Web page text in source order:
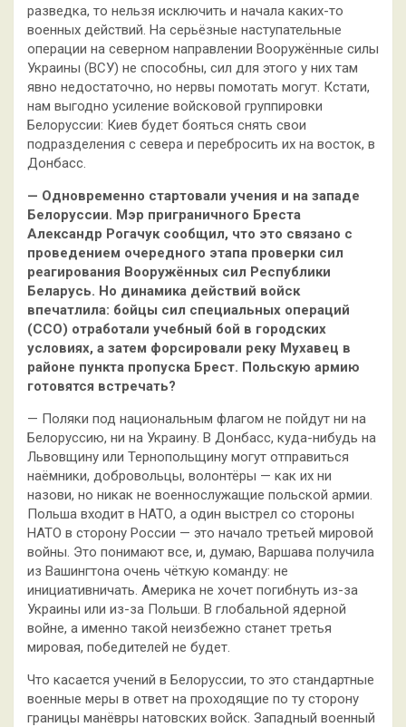
разведка, то нельзя исключить и начала каких-то
военных действий. На серьёзные наступательные
операции на северном направлении Вооружённые силы
Украины (ВСУ) не способны, сил для этого у них там
явно недостаточно, но нервы помотать могут. Кстати,
нам выгодно усиление войсковой группировки
Белоруссии: Киев будет бояться снять свои
подразделения с севера и перебросить их на восток, в
Донбасс.
— Одновременно стартовали учения и на западе
Белоруссии. Мэр приграничного Бреста
Александр Рогачук сообщил, что это связано с
проведением очередного этапа проверки сил
реагирования Вооружённых сил Республики
Беларусь. Но динамика действий войск
впечатлила: бойцы сил специальных операций
(ССО) отработали учебный бой в городских
условиях, а затем форсировали реку Мухавец в
районе пункта пропуска Брест. Польскую армию
готовятся встречать?
— Поляки под национальным флагом не пойдут ни на
Белоруссию, ни на Украину. В Донбасс, куда-нибудь на
Львовщину или Тернопольщину могут отправиться
наёмники, добровольцы, волонтёры — как их ни
назови, но никак не военнослужащие польской армии.
Польша входит в НАТО, а один выстрел со стороны
НАТО в сторону России — это начало третьей мировой
войны. Это понимают все, и, думаю, Варшава получила
из Вашингтона очень чёткую команду: не
инициативничать. Америка не хочет погибнуть из-за
Украины или из-за Польши. В глобальной ядерной
войне, а именно такой неизбежно станет третья
мировая, победителей не будет.
Что касается учений в Белоруссии, то это стандартные
военные меры в ответ на проходящие по ту сторону
границы манёвры натовских войск. Западный военный